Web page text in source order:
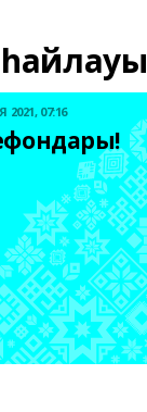
2021, 07:16